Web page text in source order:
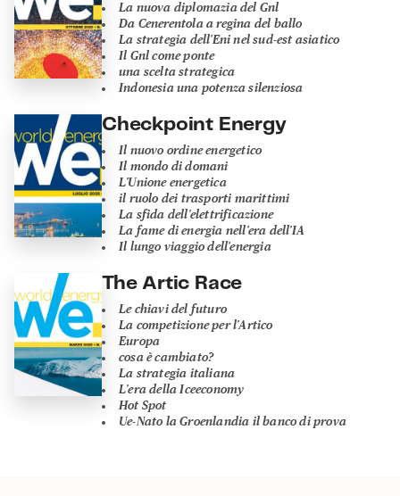
La nuova diplomazia del Gnl
Da Cenerentola a regina del ballo
La strategia dell'Eni nel sud-est asiatico
Il Gnl come ponte
una scelta strategica
Indonesia una potenza silenziosa
Checkpoint Energy
Il nuovo ordine energetico
Il mondo di domani
L'Unione energetica
il ruolo dei trasporti marittimi
La sfida dell'elettrificazione
La fame di energia nell'era dell'IA
Il lungo viaggio dell'energia
The Artic Race
Le chiavi del futuro
La competizione per l'Artico
Europa
cosa è cambiato?
La strategia italiana
L'era della Iceeconomy
Hot Spot
Ue-Nato la Groenlandia il banco di prova